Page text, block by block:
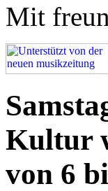
Mit
Kultur
von 6